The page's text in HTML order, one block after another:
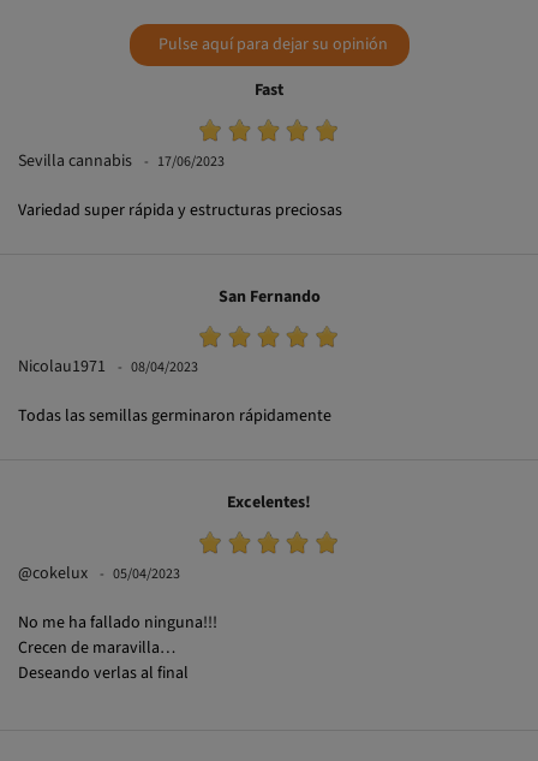
Pulse aquí para dejar su opinión
Fast
17/06/2023
Sevilla cannabis
Variedad super rápida y estructuras preciosas
San Fernando
08/04/2023
Nicolau1971
Todas las semillas germinaron rápidamente
Excelentes!
05/04/2023
@cokelux
No me ha fallado ninguna!!!
Crecen de maravilla…
Deseando verlas al final